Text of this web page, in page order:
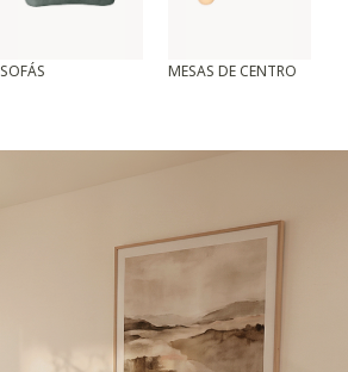
SOFÁS MESAS DE CENTRO